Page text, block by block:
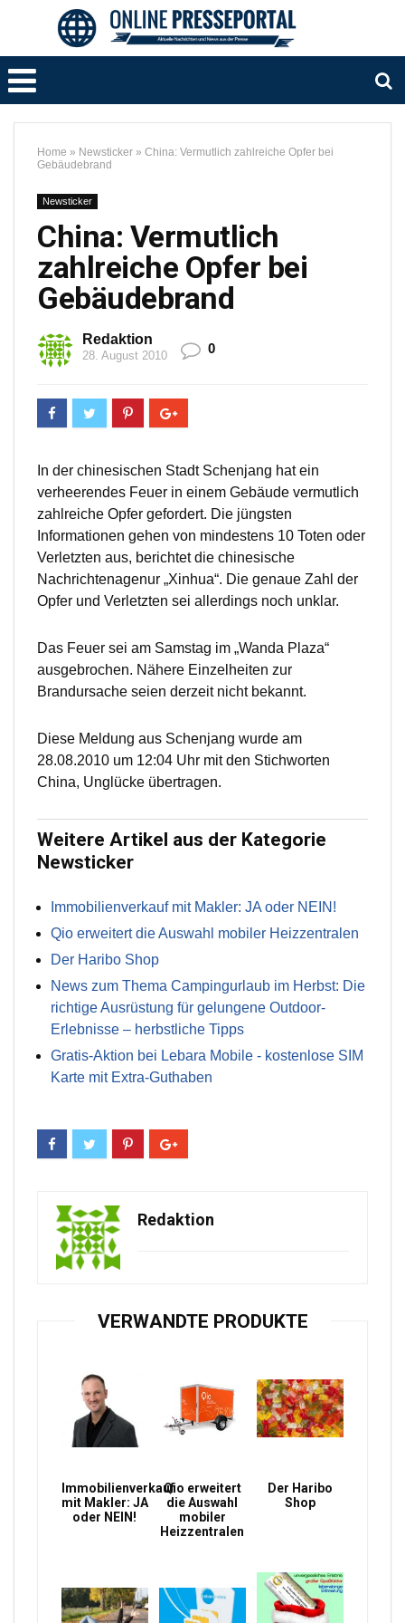
Home » Newsticker » China: Vermutlich zahlreiche Opfer bei
Gebäudebrand
Newsticker
China: Vermutlich
zahlreiche Opfer bei
Gebäudebrand
Redaktion
28. August 2010 0
In der chinesischen Stadt Schenjang hat ein
verheerendes Feuer in einem Gebäude vermutlich
zahlreiche Opfer gefordert. Die jüngsten
Informationen gehen von mindestens 10 Toten oder
Verletzten aus, berichtet die chinesische
Nachrichtenagenur „Xinhua“. Die genaue Zahl der
Opfer und Verletzten sei allerdings noch unklar.
Das Feuer sei am Samstag im „Wanda Plaza“
ausgebrochen. Nähere Einzelheiten zur
Brandursache seien derzeit nicht bekannt.
Diese Meldung aus Schenjang wurde am
28.08.2010 um 12:04 Uhr mit den Stichworten
China, Unglücke übertragen.
Weitere Artikel aus der Kategorie
Newsticker
Immobilienverkauf mit Makler: JA oder NEIN!
Qio erweitert die Auswahl mobiler Heizzentralen
Der Haribo Shop
News zum Thema Campingurlaub im Herbst: Die
richtige Ausrüstung für gelungene Outdoor-
Erlebnisse – herbstliche Tipps
Gratis-Aktion bei Lebara Mobile - kostenlose SIM
Karte mit Extra-Guthaben
Redaktion
VERWANDTE PRODUKTE
Immobilienverkauf
mit Makler: JA
oder NEIN!
Qio erweitert
die Auswahl
mobiler
Heizzentralen
Der Haribo
Shop